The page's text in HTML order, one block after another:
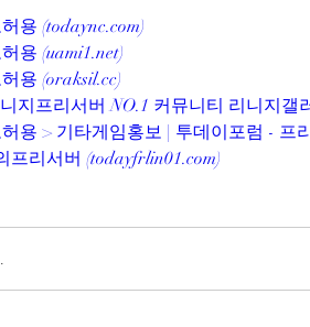
용 (todaync.com)
용 (uami1.net)
용 (oraksil.cc)
지프리서버 NO.1 커뮤니티 리니지갤
용 > 기타게임홍보 | 투데이포럼 - 프
프리서버 (todayfrlin01.com)